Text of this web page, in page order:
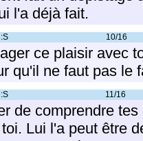
l'a déjà fait.
10/16
ce plaisir avec
qu'il ne faut pas le
11/16
de comprendre
Lui l'a peut être